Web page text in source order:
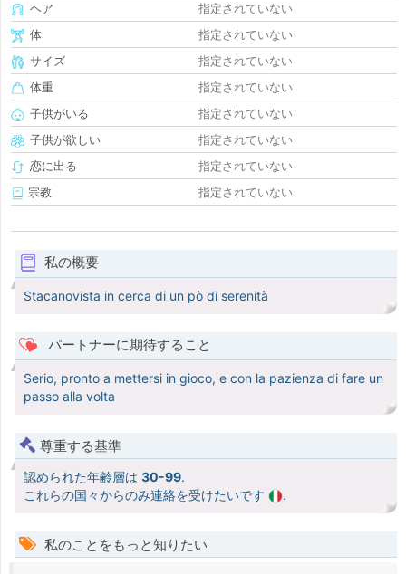
ヘア
指定されていない
体
指定されていない
サイズ
指定されていない
体重
指定されていない
子供がいる
指定されていない
子供が欲しい
指定されていない
恋に出る
指定されていない
宗教
指定されていない
私の概要
Stacanovista in cerca di un pò di serenità
パートナーに期待すること
Serio, pronto a mettersi in gioco, e con la pazienza di fare un
passo alla volta
尊重する基準
認められた年齢層は 30-99.
これらの国々からのみ連絡を受けたいです
.
私のことをもっと知りたい